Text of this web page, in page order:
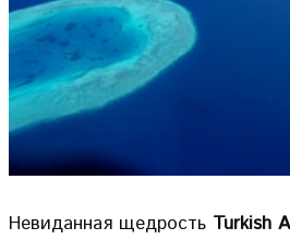
Невиданная щедрость Turkish